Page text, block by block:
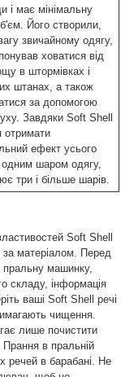
і має мінімальну
Його створили,
звичайному одягу,
ховатися від
в штормівках і
штанах, а також
за допомогою
Завдяки Soft Shell
отримати
ефект усього
одним шаром одягу,
три і більше шарів.
Soft Shell
матеріалом. Перед
машинку,
складу, інформація
ваші Soft Shell речі
чищення.
лише почистити
в пральній
речей в барабані. Не